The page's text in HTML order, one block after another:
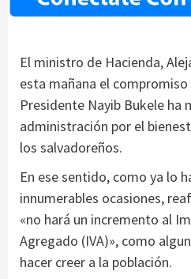
El ministro de Hacienda,
esta mañana el
Presidente Nayib Bukele
administración por el
los salvadoreños.
En ese sentido, como ya lo
innumerables ocasiones,
«no hará un incremento al
Agregado (IVA)», como
hacer creer a la población.